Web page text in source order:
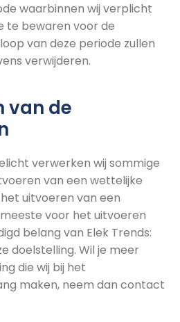
waarbinnen wij verplicht
te bewaren voor de
van deze periode zullen
verwijderen.
van de
verwerken wij sommige
van een wettelijke
uitvoeren van een
voor het uitvoeren
belang van Elek Trends:
doelstelling. Wil je meer
die wij bij het
maken, neem dan contact